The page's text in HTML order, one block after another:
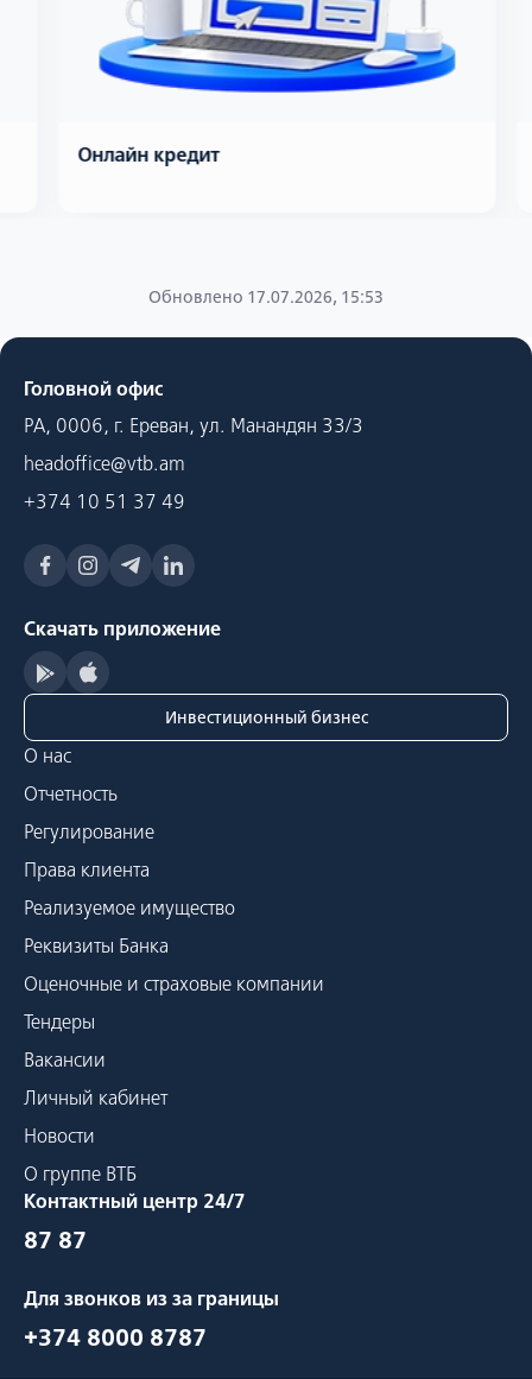
Онлайн кредит
Обновлено 17.07.2026, 15:53
Головной офис
РА, 0006, г. Ереван, ул. Манандян 33/3
headoffice@vtb.am
+374 10 51 37 49
Скачать приложение
Инвестиционный бизнес
О нас
Отчетность
Регулирование
Права клиента
Реализуемое имущество
Реквизиты Банка
Оценочные и страховые компании
Тендеры
Вакансии
Личный кабинет
Новости
О группе ВТБ
Контактный центр 24/7
87 87
Для звонков из за границы
+374 8000 8787